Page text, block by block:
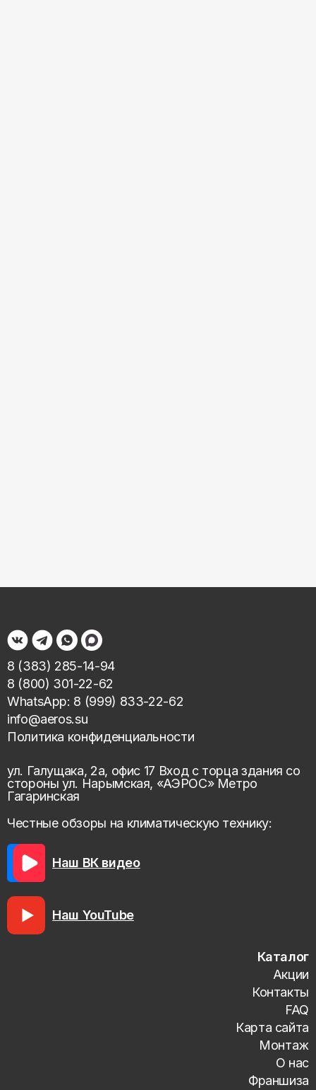
8 (383) 285-14-94
8 (800) 301-22-62
WhatsApp: 8 (999) 833-22-62
info@aeros.su
Политика конфиденциальности
ул. Галущака, 2а, офис 17 Вход с торца здания со
стороны ул. Нарымская, «АЭРОС» Метро
Гагаринская
Честные обзоры на климатическую технику:
Наш ВК видео
Наш YouTube
Каталог
Акции
Контакты
FAQ
Карта сайта
Монтаж
О нас
Франшиза